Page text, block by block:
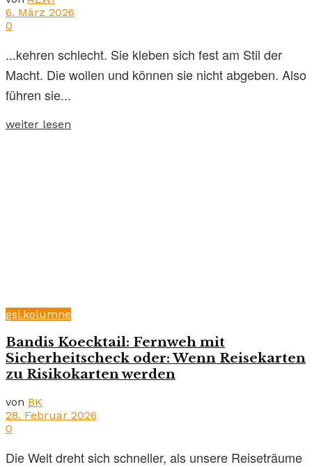
6. März 2026
0
...kehren schlecht. Sie kleben sich fest am Stil der
Macht. Die wollen und können sie nicht abgeben. Also
führen sie...
weiter lesen
gsi.kolumne
Bandis Koecktail: Fernweh mit
Sicherheitscheck oder: Wenn Reisekarten
zu Risikokarten werden
von BK
28. Februar 2026
0
Die Welt dreht sich schneller, als unsere Reiseträume